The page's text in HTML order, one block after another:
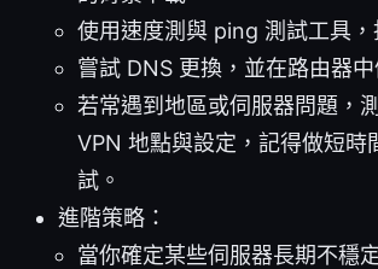
使用速度測與 ping 測試工具，
嘗試 DNS 更換，並在路由器中
若常遇到地區或伺服器問題，
VPN 地點與設定，記得做短時
試。
進階策略：
當你確定某些伺服器長期不穩